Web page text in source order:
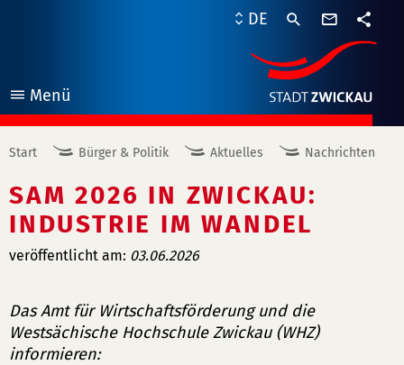
Menü
öffnen
DE
Start Bürger & Politik Aktuelles Nachrichten
SAM 2026 IN ZWICKAU:
INDUSTRIE IM WANDEL
veröffentlicht am: 03.06.2026
Das Amt für Wirtschaftsförderung und die
Westsächische Hochschule Zwickau (WHZ)
informieren: